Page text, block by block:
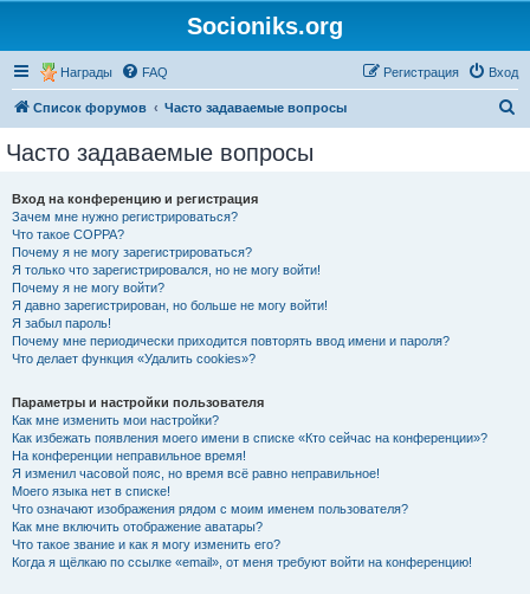
Socioniks.org
Награды FAQ Вход
Регистрация
Список форумов Часто задаваемые вопросы
Часто задаваемые вопросы
Вход на конференцию и регистрация
Зачем мне нужно регистрироваться?
Что такое COPPA?
Почему я не могу зарегистрироваться?
Я только что зарегистрировался, но не могу войти!
Почему я не могу войти?
Я давно зарегистрирован, но больше не могу войти!
Я забыл пароль!
Почему мне периодически приходится повторять ввод имени и пароля?
Что делает функция «Удалить cookies»?
Параметры и настройки пользователя
Как мне изменить мои настройки?
Как избежать появления моего имени в списке «Кто сейчас на конференции»?
На конференции неправильное время!
Я изменил часовой пояс, но время всё равно неправильное!
Моего языка нет в списке!
Что означают изображения рядом с моим именем пользователя?
Как мне включить отображение аватары?
Что такое звание и как я могу изменить его?
Когда я щёлкаю по ссылке «email», от меня требуют войти на конференцию!